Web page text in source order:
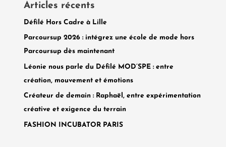
Articles récents
Défilé Hors Cadre à Lille
Parcoursup 2026 : intégrez une école de mode hors
Parcoursup dès maintenant
Léonie nous parle du Défilé MOD’SPE : entre
création, mouvement et émotions
Créateur de demain : Raphaël, entre expérimentation
créative et exigence du terrain
FASHION INCUBATOR PARIS